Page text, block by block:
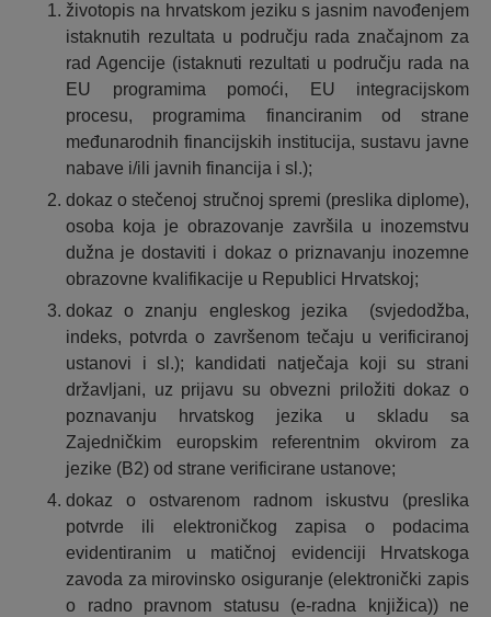
životopis na hrvatskom jeziku s jasnim navođenjem
istaknutih rezultata u području rada značajnom za
rad Agencije (istaknuti rezultati u području rada na
EU programima pomoći, EU integracijskom
procesu, programima financiranim od strane
međunarodnih financijskih institucija, sustavu javne
nabave i/ili javnih financija i sl.);
dokaz o stečenoj stručnoj spremi (preslika diplome),
osoba koja je obrazovanje završila u inozemstvu
dužna je dostaviti i dokaz o priznavanju inozemne
obrazovne kvalifikacije u Republici Hrvatskoj;
dokaz o znanju engleskog jezika (svjedodžba,
indeks, potvrda o završenom tečaju u verificiranoj
ustanovi i sl.); kandidati natječaja koji su strani
državljani, uz prijavu su obvezni priložiti dokaz o
poznavanju hrvatskog jezika u skladu sa
Zajedničkim europskim referentnim okvirom za
jezike (B2) od strane verificirane ustanove;
dokaz o ostvarenom radnom iskustvu (preslika
potvrde ili elektroničkog zapisa o podacima
evidentiranim u matičnoj evidenciji Hrvatskoga
zavoda za mirovinsko osiguranje (elektronički zapis
o radno pravnom statusu (e-radna knjižica)) ne